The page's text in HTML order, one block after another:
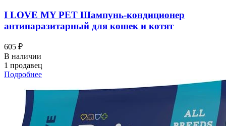
I LOVЕ MY PET Шампунь-кондиционер
антипаразитарный для кошек и котят
605 ₽
В наличии
1 продавец
Подробнее